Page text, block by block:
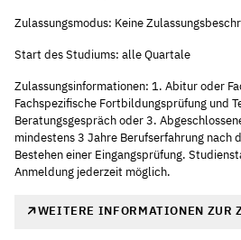
Zulassungsmodus: Keine
Start des Studiums: alle Quartale
Zulassungsinformationen: 1. Abitur oder
Fachspezifische Fortbildungsprüfung und
Beratungsgespräch oder 3.
mindestens 3 Jahre Berufserfahrung nach
Bestehen einer Eingangsprüfung.
Anmeldung jederzeit möglich.
WEITERE INFORMATIONEN ZUR